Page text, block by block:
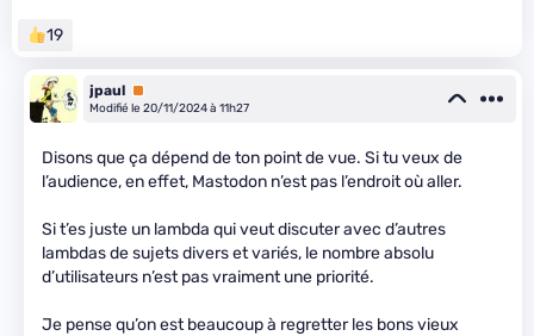
19
jpaul Premium
Modifié le 20/11/2024 à 11h27
Disons que ça dépend de ton point de vue. Si tu veux de
l’audience, en effet, Mastodon n’est pas l’endroit où aller.
Si t’es juste un lambda qui veut discuter avec d’autres
lambdas de sujets divers et variés, le nombre absolu
d’utilisateurs n’est pas vraiment une priorité.
Je pense qu’on est beaucoup à regretter les bons vieux